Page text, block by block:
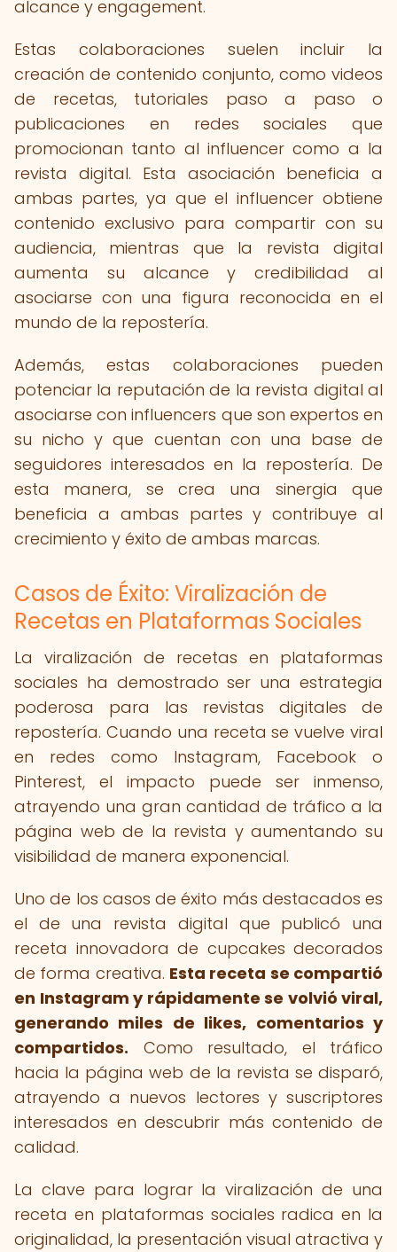
alcance y engagement.
Estas colaboraciones suelen incluir la
creación de contenido conjunto, como videos
de recetas, tutoriales paso a paso o
publicaciones en redes sociales que
promocionan tanto al influencer como a la
revista digital. Esta asociación beneficia a
ambas partes, ya que el influencer obtiene
contenido exclusivo para compartir con su
audiencia, mientras que la revista digital
aumenta su alcance y credibilidad al
asociarse con una figura reconocida en el
mundo de la repostería.
Además, estas colaboraciones pueden
potenciar la reputación de la revista digital al
asociarse con influencers que son expertos en
su nicho y que cuentan con una base de
seguidores interesados en la repostería. De
esta manera, se crea una sinergia que
beneficia a ambas partes y contribuye al
crecimiento y éxito de ambas marcas.
Casos de Éxito: Viralización de
Recetas en Plataformas Sociales
La viralización de recetas en plataformas
sociales ha demostrado ser una estrategia
poderosa para las revistas digitales de
repostería. Cuando una receta se vuelve viral
en redes como Instagram, Facebook o
Pinterest, el impacto puede ser inmenso,
atrayendo una gran cantidad de tráfico a la
página web de la revista y aumentando su
visibilidad de manera exponencial.
Uno de los casos de éxito más destacados es
el de una revista digital que publicó una
receta innovadora de cupcakes decorados
de forma creativa. Esta receta se compartió
en Instagram y rápidamente se volvió viral,
generando miles de likes, comentarios y
compartidos. Como resultado, el tráfico
hacia la página web de la revista se disparó,
atrayendo a nuevos lectores y suscriptores
interesados en descubrir más contenido de
calidad.
La clave para lograr la viralización de una
receta en plataformas sociales radica en la
originalidad, la presentación visual atractiva y